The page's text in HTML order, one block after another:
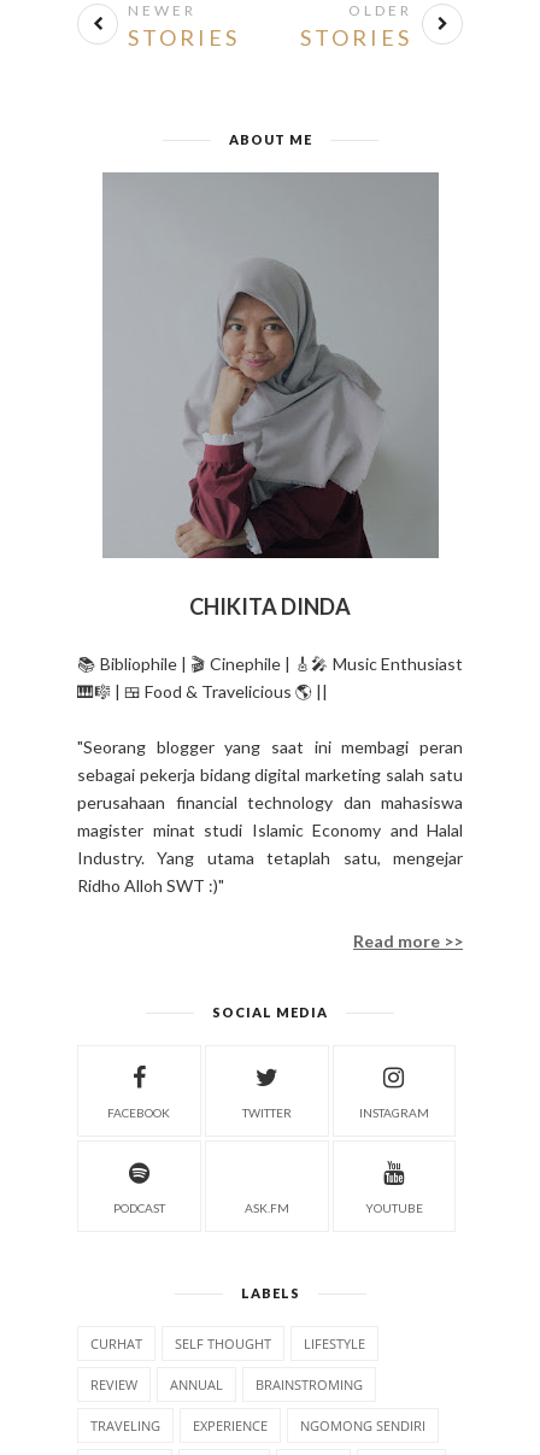
NEWER
STORIES
OLDER
STORIES
ABOUT ME
CHIKITA DINDA
📚 Bibliophile | 🎬 Cinephile | 🎸🎤 Music Enthusiast
🎹🎼 | 🍱 Food & Travelicious 🌎 ||
"Seorang blogger yang saat ini membagi peran
sebagai pekerja bidang digital marketing salah satu
perusahaan financial technology dan mahasiswa
magister minat studi Islamic Economy and Halal
Industry. Yang utama tetaplah satu, mengejar
Ridho Alloh SWT :)"
Read more >>
SOCIAL MEDIA
FACEBOOK TWITTER INSTAGRAM
PODCAST ASK.FM YOUTUBE
LABELS
CURHAT SELF THOUGHT LIFESTYLE
REVIEW ANNUAL BRAINSTROMING
TRAVELING EXPERIENCE NGOMONG SENDIRI